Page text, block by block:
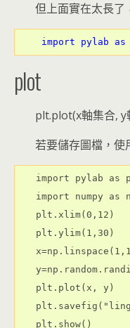
但上面實在太長了
import pylab
plot
plt.plot(x軸集合, y
若要儲存圖檔，
import pylab as
import numpy as
plt.xlim(0,12)
plt.ylim(1,30)
plt.plot(x, y)